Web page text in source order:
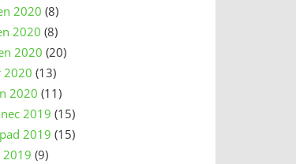
2020 (8)
2020 (8)
2020 (20)
2020 (13)
2020 (11)
2019 (15)
2019 (15)
2019 (9)